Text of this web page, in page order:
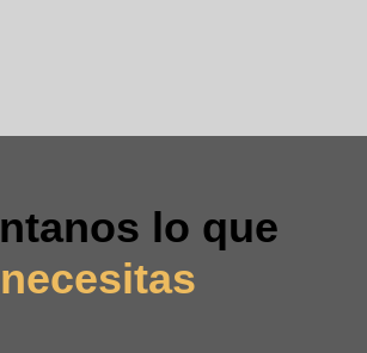
lo que
necesitas